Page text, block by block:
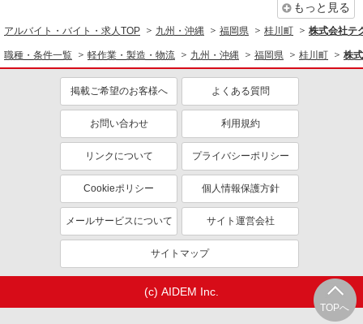
TOPへ
もっと見る
アルバイト・バイト・求人TOP 九州・沖縄 福岡県 桂川町 株式会社テ
職種・条件一覧 軽作業・製造・物流 九州・沖縄 福岡県 桂川町 株
掲載ご希望のお客様へ よくある質問
お問い合わせ 利用規約
リンクについて プライバシーポリシー
Cookieポリシー 個人情報保護方針
メールサービスについて サイト運営会社
サイトマップ
(c) AIDEM Inc.